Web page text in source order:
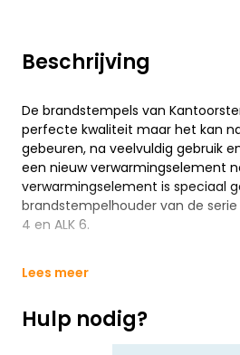
Beschrijving
De brandstempels van
perfecte kwaliteit maar het kan
gebeuren, na veelvuldig gebruik
een nieuw verwarmingselement
verwarmingselement is speciaal
brandstempelhouder van de serie
4 en ALK 6.
Lees meer
Hulp nodig?